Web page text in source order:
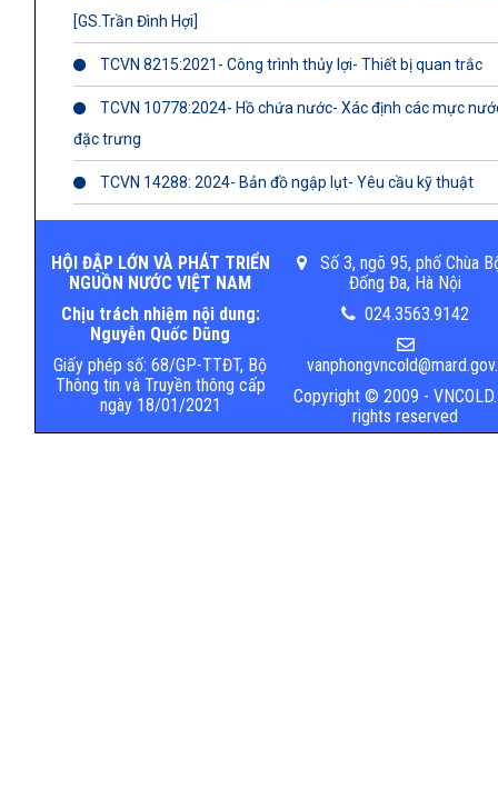
[GS.Trần Đình Hợi]
TCVN 8215:2021- Công trình thủy lợi- Thiết bị quan trắc
TCVN 10778:2024- Hồ chứa nước- Xác định các mực
đặc trưng
TCVN 14288: 2024- Bản đồ ngập lụt- Yêu cầu kỹ thuật
HỘI ĐẬP LỚN VÀ PHÁT TRIỂN
NGUỒN NƯỚC VIỆT NAM
Chịu trách nhiệm nội dung:
Nguyễn Quốc Dũng
Giấy phép số: 68/GP-TTĐT, Bộ
Thông tin và Truyền thông cấp
ngày 18/01/2021
Số 3, ngõ 95, phố Chùa
Đống Đa, Hà Nội
024.3563.9142
Copyright © 2009 -
rights reserved